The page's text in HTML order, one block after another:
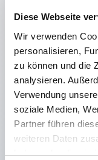
Diese Webseite
Wir verwenden
personalisieren,
zu können und die
analysieren.
Verwendung
soziale Medien,
Partner führen
weiteren Daten
haben oder die sie
wird der
wird eine
Durch die
einer